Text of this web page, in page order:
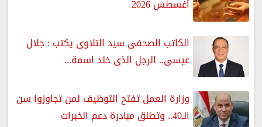
أغسطس 2026
الكاتب الصحفى سيد التلاوى يكتب : جلال
عيسى.. الرجل الذى خلد اسمة...
وزارة العمل تفتح التوظيف لمن تجاوزوا سن
الـ40.. وتطلق مبادرة دعم الخبرات